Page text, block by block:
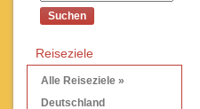
Reiseziele
Alle Reiseziele »
Deutschland